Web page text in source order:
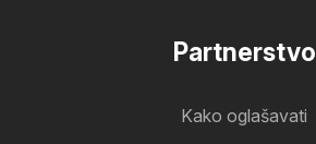
Partnerstvo
Kako oglašavati